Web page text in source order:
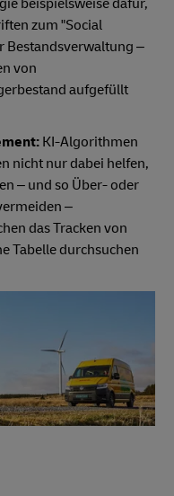
zum "Social
Bestandsverwaltung –
von
aufgefüllt
KI-Algorithmen
nicht nur dabei helfen,
– und so Über- oder
–
das Tracken von
Tabelle durchsuchen